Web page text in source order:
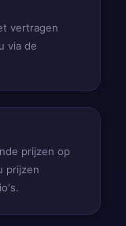
vertragen
via de
prijzen op
prijzen